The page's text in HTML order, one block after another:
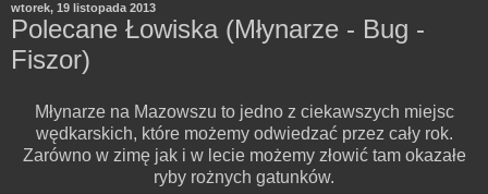
wtorek, 19 listopada 2013
Polecane Łowiska (Młynarze - Bug -
Fiszor)
Młynarze na Mazowszu to jedno z ciekawszych miejsc
wędkarskich, które możemy odwiedzać przez cały rok.
Zarówno w zimę jak i w lecie możemy złowić tam okazałe
ryby rożnych gatunków.